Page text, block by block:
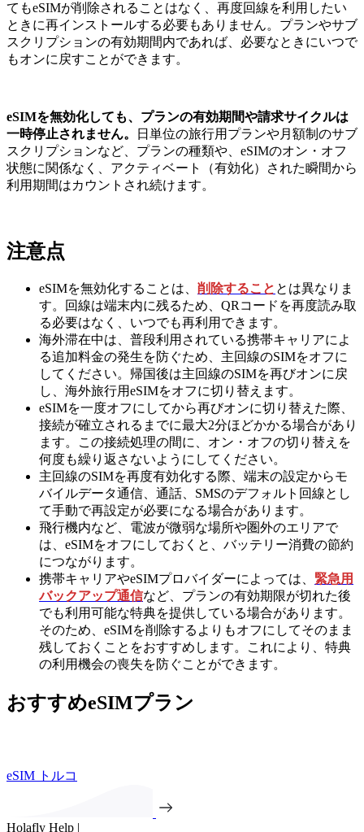
てもeSIMが削除されることはなく、再度回線を利用したい
ときに再インストールする必要もありません。プランやサブ
スクリプションの有効期間内であれば、必要なときにいつで
もオンに戻すことができます。
eSIMを無効化しても、プランの有効期間や請求サイクルは
一時停止されません。
日単位の旅行用プランや月額制のサブ
スクリプションなど、プランの種類や、eSIMのオン・オフ
状態に関係なく、アクティベート（有効化）された瞬間から
利用期間はカウントされ続けます。
注意点
eSIMを無効化することは、 削除すること とは異なりま
す。回線は端末内に残るため、QRコードを再度読み取
る必要はなく、いつでも再利用できます。
海外滞在中は、普段利用されている携帯キャリアによ
る追加料金の発生を防ぐため、主回線のSIMをオフに
してください。帰国後は主回線のSIMを再びオンに戻
し、海外旅行用eSIMをオフに切り替えます。
eSIMを一度オフにしてから再びオンに切り替えた際、
接続が確立されるまでに最大2分ほどかかる場合があり
ます。この接続処理の間に、オン・オフの切り替えを
何度も繰り返さないようにしてください。
主回線のSIMを再度有効化する際、端末の設定からモ
バイルデータ通信、通話、SMSのデフォルト回線とし
て手動で再設定が必要になる場合があります。
飛行機内など、電波が微弱な場所や圏外のエリアで
は、eSIMをオフにしておくと、バッテリー消費の節約
につながります。
携帯キャリアやeSIMプロバイダーによっては、 緊急用
バックアップ通信など、プランの有効期限が切れた後
でも利用可能な特典を提供している場合があります。
そのため、eSIMを削除するよりもオフにしてそのまま
残しておくことをおすすめします。これにより、特典
の利用機会の喪失を防ぐことができます。
おすすめeSIMプラン
eSIM トルコ
Holafly Help |